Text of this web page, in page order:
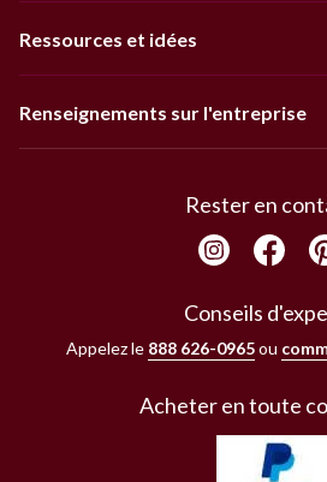
Ressources et idées
Renseignements sur l'entreprise
Rester en
Conseils
Appelez le 888 626-0965ou
Acheter en toute